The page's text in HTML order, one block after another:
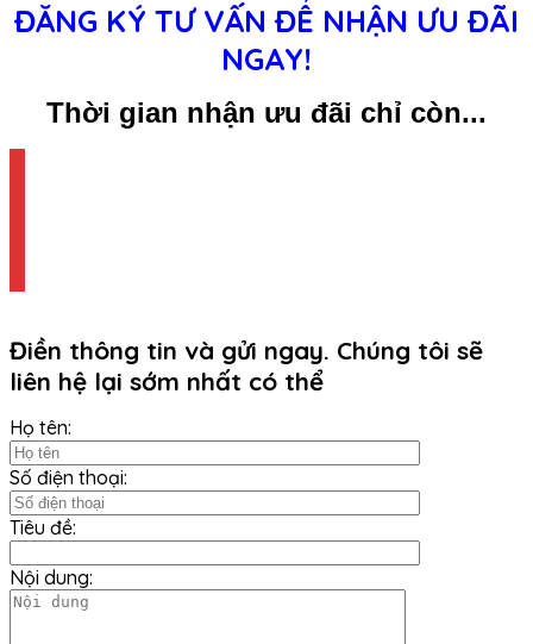
ĐĂNG KÝ TƯ VẤN ĐỂ NHẬN ƯU ĐÃI
NGAY!
Thời gian nhận ưu đãi chỉ còn...
Điền thông tin và gửi ngay. Chúng tôi sẽ
liên hệ lại sớm nhất có thể
Họ tên:
Số điện thoại:
Tiêu đề:
Nội dung: